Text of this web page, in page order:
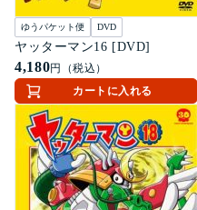
ゆうパケット便 DVD
ヤッターマン16 [DVD]
4,180円（税込）
カートに入れる